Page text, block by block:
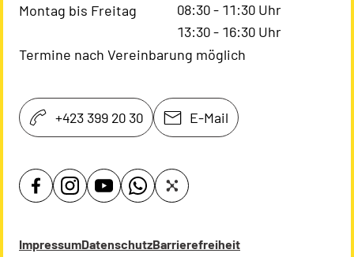
Montag bis Freitag
08:30- 11:30 Uhr
13:30- 16:30 Uhr
Termine nach Vereinbarung möglich
+423 399 20 30 E-Mail
ImpressumDatenschutzBarrierefreiheit